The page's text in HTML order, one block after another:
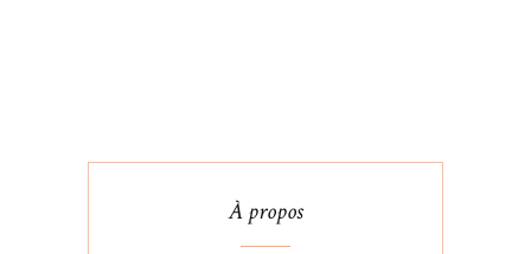
À propos